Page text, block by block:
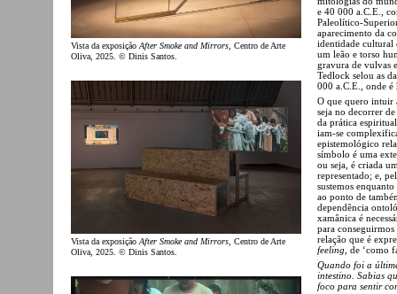
Vista da exposição After Smoke and Mirrors , Centro de Arte
Oliva, 2025. © Dinis Santos.
Vista da exposiçãoAfter Smoke and Mirrors, Centro de Arte
Oliva, 2025. © Dinis Santos.
e 40 000 a.C.E.,
Paleolítico-
aparecimento da
identidade cultural
um leão e torso
gravura de vulvas
Tedlock selou as
000 a.C.E., onde é
O que quero intuir
seja no decorrer
da prática
iam-se
epistemológico
símbolo é uma
ou seja, é criada
representado; e,
sustemos
ao ponto de
dependência
xamânica é
para
relação que é
feeling , de ‘como
Quando foi a
intestino. Sabias
foco para sentir